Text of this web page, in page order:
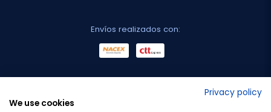
Envíos realizados con:
Privacy policy
We use cookies